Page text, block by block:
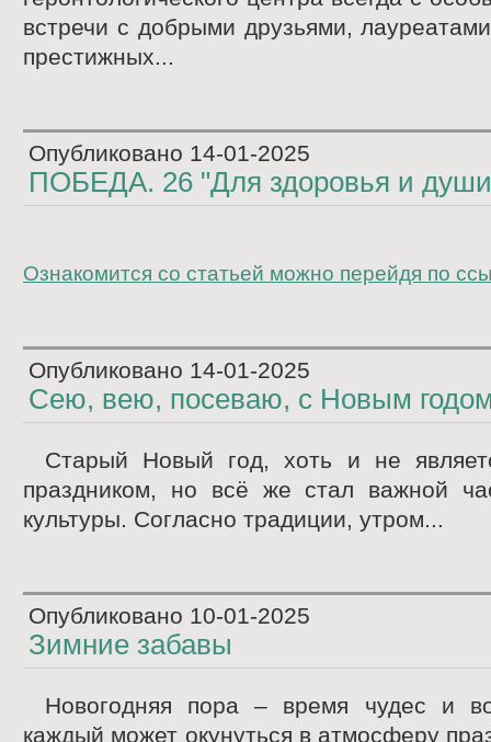
встречи с добрыми друзьями,
престижных...
Опубликовано 14-01-2025
ПОБЕДА. 26 "Для здоровья и
Ознакомится со статьей можно перейдя по
Опубликовано 14-01-2025
Сею, вею, посеваю, с Новым
Старый Новый год, хоть и не
праздником, но всё же стал важной
культуры. Согласно традиции, утром...
Опубликовано 10-01-2025
Зимние забавы
Новогодняя пора – время чудес и
каждый может окунуться в атмосферу